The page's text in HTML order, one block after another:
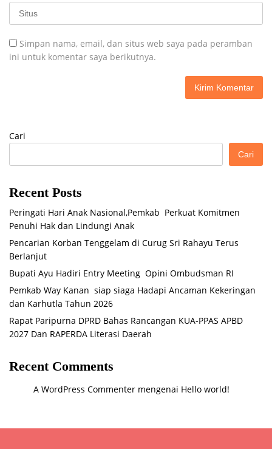
Simpan nama, email, dan situs web saya pada peramban
ini untuk komentar saya berikutnya.
Cari
Cari
Recent Posts
Peringati Hari Anak Nasional,Pemkab Perkuat Komitmen
Penuhi Hak dan Lindungi Anak
Pencarian Korban Tenggelam di Curug Sri Rahayu Terus
Berlanjut
Bupati Ayu Hadiri Entry Meeting Opini Ombudsman RI
Pemkab Way Kanan siap siaga Hadapi Ancaman Kekeringan
dan Karhutla Tahun 2026
Rapat Paripurna DPRD Bahas Rancangan KUA-PPAS APBD
2027 Dan RAPERDA Literasi Daerah
Recent Comments
A WordPress Commenter mengenai Hello world!